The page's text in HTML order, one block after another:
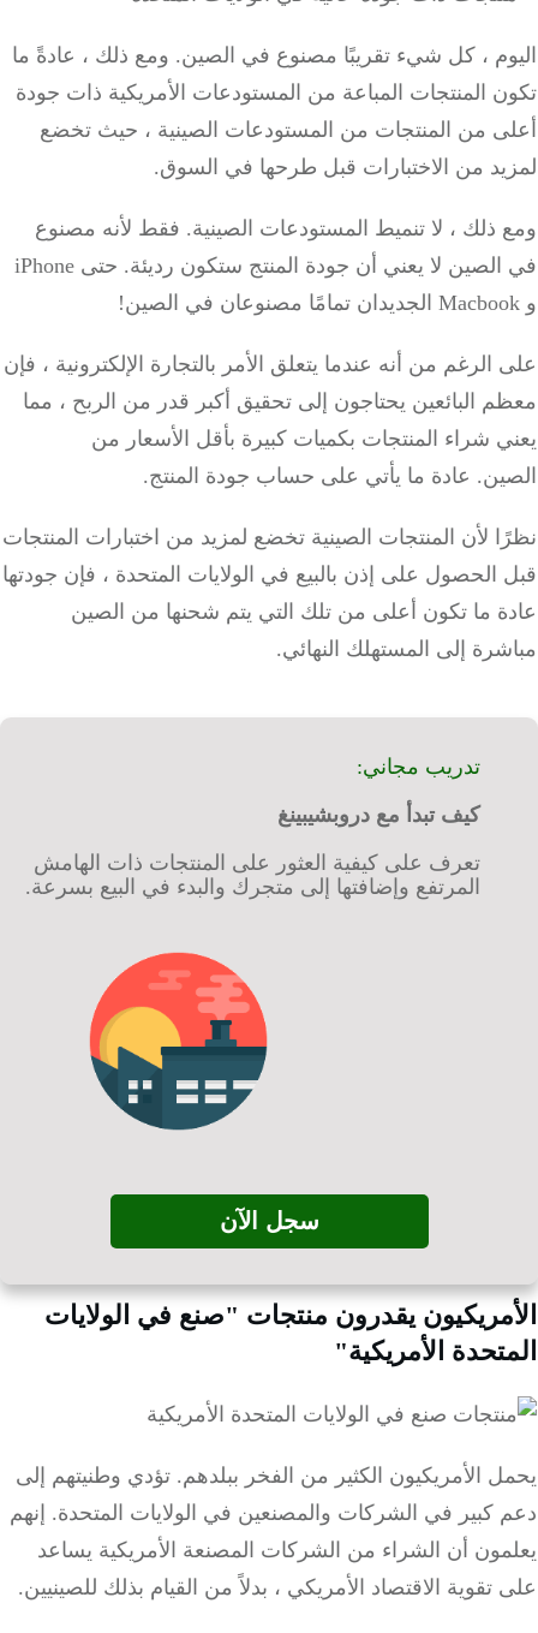
، كل شيء تقريبًا مصنوع في الصين.ومع ذلك ، عادةً ما
المنتجات المباعة من المستودعات الأمريكية ذات جودة
من المنتجات من المستودعات الصينية ، حيث تخضع
من الاختبارات قبل طرحها في السوق.
ذلك ، لا تنميط المستودعات الصينية.فقط لأنه مصنوع
لا يعني أن جودة المنتج ستكون رديئة.
حتى iPhone
الرغم من أنه عندما يتعلق الأمر بالتجارة الإلكترونية ، فإن
البائعين يحتاجون إلى تحقيق أكبر قدر من الربح ، مما
شراء المنتجات بكميات كبيرة بأقل الأسعار من
عادة ما يأتي على حساب جودة المنتج.
لأن المنتجات الصينية تخضع لمزيد من اختبارات المنتجات
الحصول على إذن بالبيع في الولايات المتحدة ، فإن جودتها
ما تكون أعلى من تلك التي يتم شحنها من الصين
إلى المستهلك النهائي.
تدريب مجاني:
كيف تبدأ مع دروبشيبينغ
تعرف على كيفية العثور على المنتجات ذات الهامش
المرتفع وإضافتها إلى متجرك والبدء في البيع بسرعة.
سجل الآن
يقدرون منتجات "صنع في الولايات
الأمريكية"
الأمريكيون الكثير من الفخر ببلدهم.تؤدي وطنيتهم إلى
كبير في الشركات والمصنعين في الولايات المتحدة.إنهم
أن الشراء من الشركات المصنعة الأمريكية يساعد
تقوية الاقتصاد الأمريكي ، بدلاً من القيام بذلك للصينيين.